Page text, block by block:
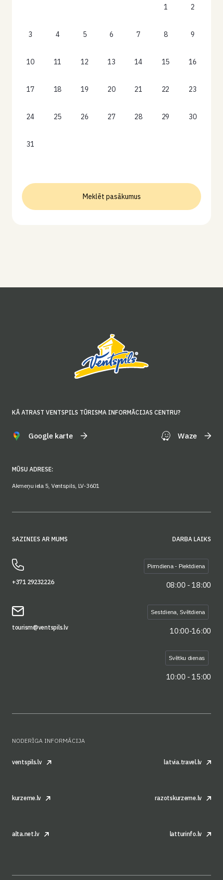
1 2
3 4 5 6 7 8 9
10 11 12 13 14 15 16
17 18 19 20 21 22 23
24 25 26 27 28 29 30
31
Meklēt pasākumus
KĀ ATRAST VENTSPILS TŪRISMA INFORMĀCIJAS CENTRU?
Google karte Waze
MŪSU ADRESE:
Akmeņu iela 5, Ventspils, LV-3601
SAZINIES AR MUMS
+371 29232226
tourism@ventspils.lv
DARBA LAIKS
Pirmdiena - Piektdiena
08:00 - 18:00
Sestdiena, Svētdiena
10:00-16:00
Svētku dienas
10:00 - 15:00
NODERĪGA INFORMĀCIJA
ventspils.lv latvia.travel.lv
kurzeme.lv razotskurzeme.lv
alta.net.lv latturinfo.lv